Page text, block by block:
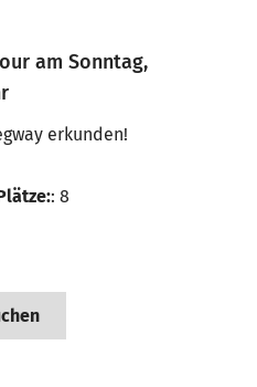
am Sonntag,
erkunden!
: 8